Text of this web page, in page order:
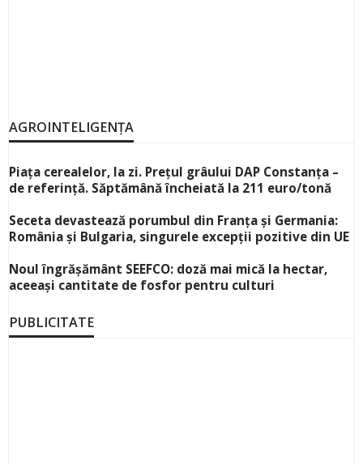
AGROINTELIGENȚA
Piața cerealelor, la zi. Prețul grâului DAP Constanța –
de referință. Săptămână încheiată la 211 euro/tonă
Seceta devastează porumbul din Franța și Germania:
România și Bulgaria, singurele excepții pozitive din UE
Noul îngrășământ SEEFCO: doză mai mică la hectar,
aceeași cantitate de fosfor pentru culturi
PUBLICITATE